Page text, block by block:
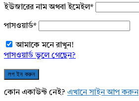
ইউজারের নাম অথবা ইমেইল*
পাসওয়ার্ড*
আমাকে মনে রাখুন!
পাসওয়ার্ড ভুলে গেছেন?
কোন একাউন্ট নেই? এখানে সাইন আপ করুন